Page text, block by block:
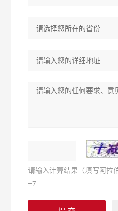
请输入计算结果（填写阿拉
=7